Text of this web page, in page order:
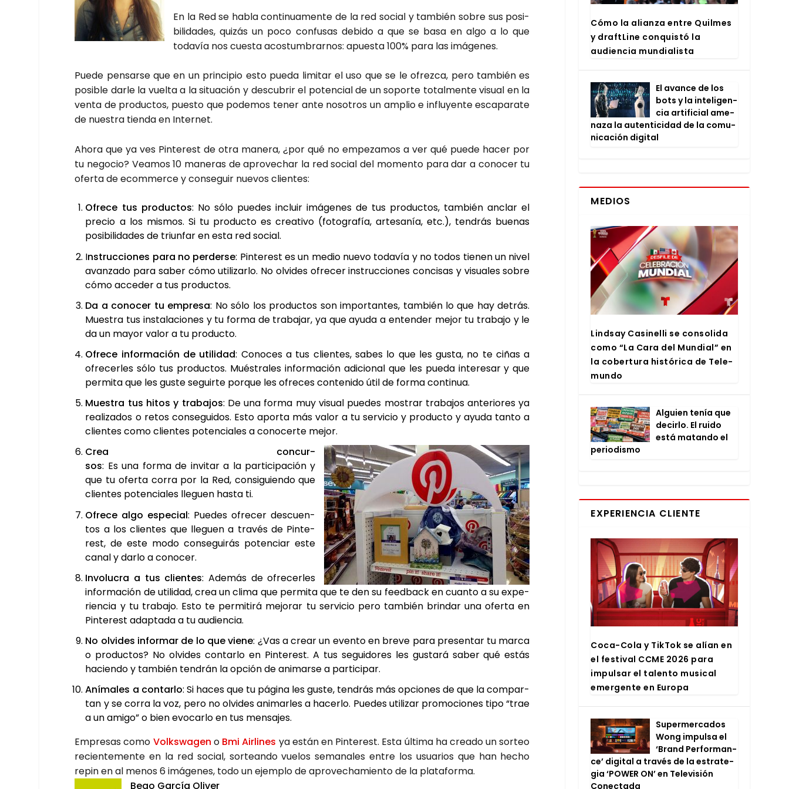
En la Red se habla con­ti­nua­men­te de la red social y tam­bién sobre sus posi­
bi­li­da­des, qui­zás un poco con­fu­sas debi­do a que se basa en algo a lo que
toda­vía nos cues­ta acos­tum­brar­nos: apues­ta 100% para las imá­ge­nes.
Pue­de pen­sar­se que en un prin­ci­pio esto pue­da limi­tar el uso que se le ofrez­ca, pero tam­bién es
posi­ble dar­le la vuel­ta a la situa­ción y des­cu­brir el poten­cial de un sopor­te total­men­te visual en la
ven­ta de pro­duc­tos, pues­to que pode­mos tener ante noso­tros un amplio e influ­yen­te esca­pa­ra­te
de nues­tra tien­da en Inter­net.
Aho­ra que ya ves Pin­te­rest de otra mane­ra, ¿por qué no empe­za­mos a ver qué pue­de hacer por
tu nego­cio? Vea­mos 10 mane­ras de apro­ve­char la red social del momen­to para dar a cono­cer tu
ofer­ta de ecom­mer­ce y con­se­guir nue­vos clien­tes:
Ofre­ce tus pro­duc­tos: No sólo pue­des incluir imá­ge­nes de tus pro­duc­tos, tam­bién anclar el
pre­cio a los mis­mos. Si tu pro­duc­to es crea­ti­vo (foto­gra­fía, arte­sa­nía, etc.), ten­drás bue­nas
posi­bi­li­da­des de triun­far en esta red social.
Instruc­cio­nes para no per­der­se: Pin­te­rest es un medio nue­vo toda­vía y no todos tie­nen un nivel
avan­za­do para saber cómo uti­li­zar­lo. No olvi­des ofre­cer ins­truc­cio­nes con­ci­sas y visua­les sobre
cómo acce­der a tus pro­duc­tos.
Da a cono­cer tu empre­sa: No sólo los pro­duc­tos son impor­tan­tes, tam­bién lo que hay detrás.
Mues­tra tus ins­ta­la­cio­nes y tu for­ma de tra­ba­jar, ya que ayu­da a enten­der mejor tu tra­ba­jo y le
da un mayor valor a tu pro­duc­to.
Ofre­ce infor­ma­ción de uti­li­dad: Cono­ces a tus clien­tes, sabes lo que les gus­ta, no te ciñas a
ofre­cer­les sólo tus pro­duc­tos. Mués­tra­les infor­ma­ción adi­cio­nal que les pue­da inte­re­sar y que
per­mi­ta que les gus­te seguir­te por­que les ofre­ces con­te­ni­do útil de for­ma con­ti­nua.
Mues­tra tus hitos y tra­ba­jos: De una for­ma muy visual pue­des mos­trar tra­ba­jos ante­rio­res ya
rea­li­za­dos o retos con­se­gui­dos. Esto apor­ta más valor a tu ser­vi­cio y pro­duc­to y ayu­da tan­to a
clien­tes como clien­tes poten­cia­les a cono­cer­te mejor.
Crea con­cur­
sos: Es una for­ma de invi­tar a la par­ti­ci­pa­ción y
que tu ofer­ta corra por la Red, con­si­guien­do que
clien­tes poten­cia­les lle­guen has­ta ti.
Ofre­ce algo espe­cial: Pue­des ofre­cer des­cuen­
tos a los clien­tes que lle­guen a tra­vés de Pin­te­
rest, de este modo con­se­gui­rás poten­ciar este
canal y dar­lo a cono­cer.
Invo­lu­cra a tus clien­tes: Ade­más de ofre­cer­les
infor­ma­ción de uti­li­dad, crea un cli­ma que per­mi­ta que te den su feed­back en cuan­to a su expe­
rien­cia y tu tra­ba­jo. Esto te per­mi­ti­rá mejo­rar tu ser­vi­cio pero tam­bién brin­dar una ofer­ta en
Pin­te­rest adap­ta­da a tu audien­cia.
No olvi­des infor­mar de lo que vie­ne: ¿Vas a crear un even­to en bre­ve para pre­sen­tar tu mar­ca
o pro­duc­tos? No olvi­des con­tar­lo en Pin­te­rest. A tus segui­do­res les gus­ta­rá saber qué estás
hacien­do y tam­bién ten­drán la opción de ani­mar­se a par­ti­ci­par.
Aní­ma­les a con­tar­lo: Si haces que tu pági­na les gus­te, ten­drás más opcio­nes de que la com­par­
tan y se corra la voz, pero no olvi­des ani­mar­les a hacer­lo. Pue­des uti­li­zar pro­mo­cio­nes tipo “trae
a un ami­go” o bien evo­car­lo en tus men­sa­jes.
Empre­sas como Volks­wa­gen o Bmi Air­li­nes ya están en Pin­te­rest. Esta últi­ma ha crea­do un sor­teo
recien­te­men­te en la red social, sor­tean­do vue­los sema­na­les entre los usua­rios que han hecho
repin en al menos 6 imá­ge­nes, todo un ejem­plo de apro­ve­cha­mien­to de la pla­ta­for­ma.
Bego Gar­cía Oli­ver
Cómo la alian­za entre Quil­mes
y draftLi­ne con­quis­tó la
audien­cia mun­dia­lis­ta
El avan­ce de los
bots y la inte­li­gen­
cia arti­fi­cial ame­
na­za la auten­ti­ci­dad de la comu­
ni­ca­ción digi­tal
MEDIOS
Lind­say Casi­ne­lli se con­so­li­da
como “La Cara del Mun­dial” en
la cober­tu­ra his­tó­ri­ca de Tele­
mun­do
Alguien tenía que
decir­lo. El rui­do
está matan­do el
perio­dis­mo
EXPERIENCIA CLIENTE
Coca-Cola y Tik­Tok se alían en
el fes­ti­val CCME 2026 para
impul­sar el talen­to musi­cal
emer­gen­te en Euro­pa
Super­mer­ca­dos
Wong impul­sa el
‘Brand Per­for­man­
ce’ digi­tal a tra­vés de la estra­te­
gia ‘POWER ON’ en Tele­vi­sión
Conec­ta­da